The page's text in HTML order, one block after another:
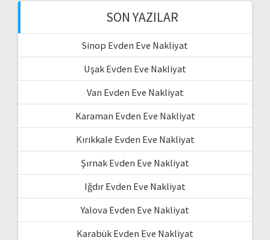
SON YAZILAR
Sinop Evden Eve Nakliyat
Uşak Evden Eve Nakliyat
Van Evden Eve Nakliyat
Karaman Evden Eve Nakliyat
Kırıkkale Evden Eve Nakliyat
Şırnak Evden Eve Nakliyat
Iğdır Evden Eve Nakliyat
Yalova Evden Eve Nakliyat
Karabük Evden Eve Nakliyat